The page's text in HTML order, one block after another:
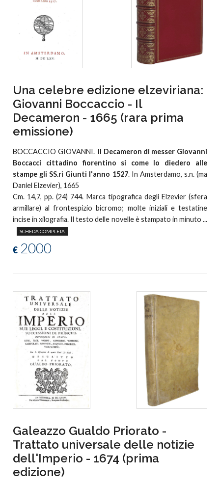
Una celebre edizione elzeviriana:
Giovanni Boccaccio - Il
Decameron - 1665 (rara prima
emissione)
BOCCACCIO GIOVANNI. Il Decameron di messer Giovanni
Boccacci cittadino fiorentino si come lo diedero alle
stampe gli SS.ri Giunti l'anno 1527. In Amsterdamo, s.n. (ma
Daniel Elzevier), 1665
Cm. 14,7, pp. (24) 744. Marca tipografica degli Elzevier (sfera
armillare) al frontespizio bicromo; molte iniziali e testatine
incise in xilografia. Il testo delle novelle è stampato in minuto ...
SCHEDA COMPLETA
€ 2000
Galeazzo Gualdo Priorato -
Trattato universale delle notizie
dell'Imperio - 1674 (prima
edizione)